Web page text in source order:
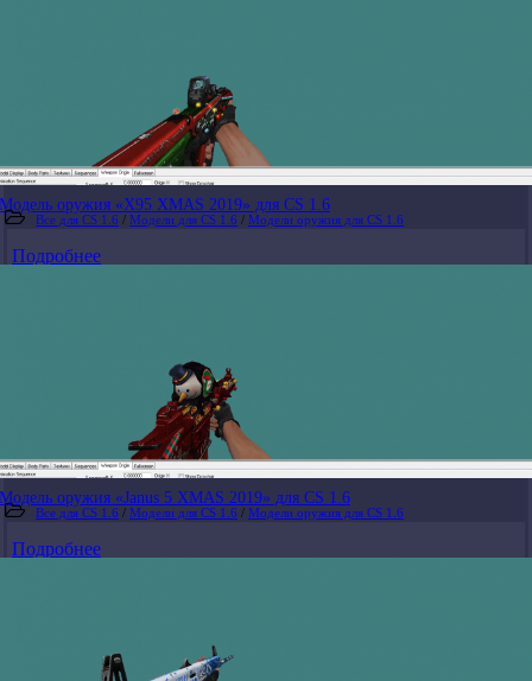
Модель оружия «X95 XMAS 2019» для CS 1.6
Все для CS 1.6 / Модели для CS 1.6 / Модели оружия для CS 1.6
Подробнее
Модель оружия «Janus 5 XMAS 2019» для CS 1.6
Все для CS 1.6 / Модели для CS 1.6 / Модели оружия для CS 1.6
Подробнее